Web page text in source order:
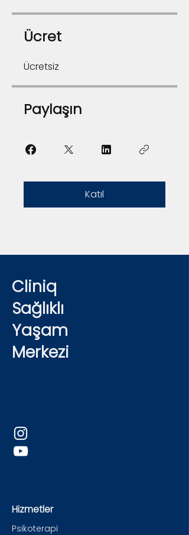
Ücret
Ücretsiz
Paylaşın
Katıl
Cliniq
Sağlıklı
Yaşam
Merkezi
Hizmetler
Psikoterapi